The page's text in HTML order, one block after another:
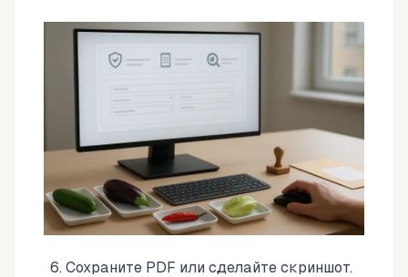
Сохраните PDF или сделайте скриншот.